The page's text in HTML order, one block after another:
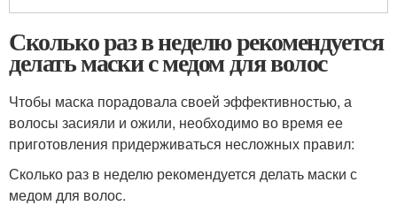
Сколько раз в неделю рекомендуется
делать маски с медом для волос
Чтобы маска порадовала своей эффективностью, а
волосы засияли и ожили, необходимо во время ее
приготовления придерживаться несложных правил:
Сколько раз в неделю рекомендуется делать маски с
медом для волос.